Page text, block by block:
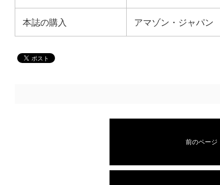
本誌の購入 アマゾン・ジャパン
前のページ